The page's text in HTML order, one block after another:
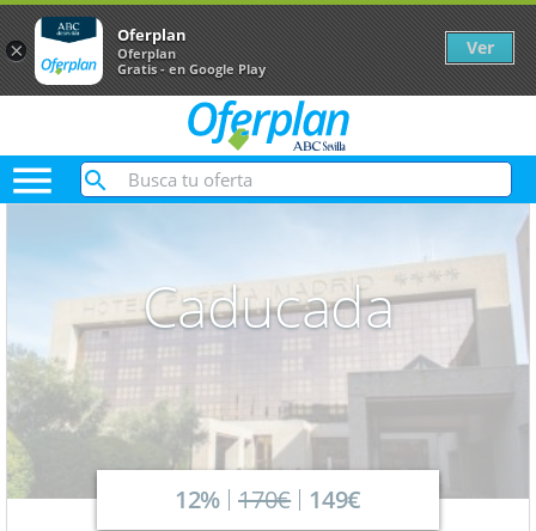

Caducada
12% 170€ 149€
×
Oferplan
Oferplan
Gratis - en Google Play
Ver